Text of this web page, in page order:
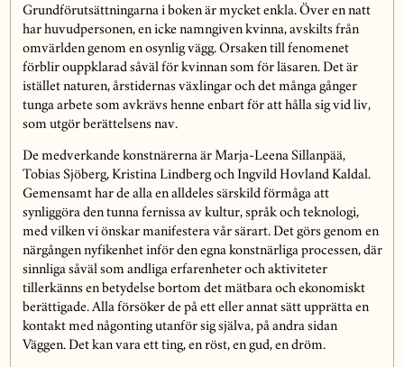
Grundförutsättningarna i boken är mycket enkla. Över en natt
har huvudpersonen, en icke namngiven kvinna, avskilts från
omvärlden genom en osynlig vägg. Orsaken till fenomenet
förblir ouppklarad såväl för kvinnan som för läsaren. Det är
istället naturen, årstidernas växlingar och det många gånger
tunga arbete som avkrävs henne enbart för att hålla sig vid liv,
som utgör berättelsens nav.
De medverkande konstnärerna är Marja-Leena Sillanpää,
Tobias Sjöberg, Kristina Lindberg och Ingvild Hovland Kaldal.
Gemensamt har de alla en alldeles särskild förmåga att
synliggöra den tunna fernissa av kultur, språk och teknologi,
med vilken vi önskar manifestera vår särart. Det görs genom en
närgången nyfikenhet inför den egna konstnärliga processen, där
sinnliga såväl som andliga erfarenheter och aktiviteter
tillerkänns en betydelse bortom det mätbara och ekonomiskt
berättigade. Alla försöker de på ett eller annat sätt upprätta en
kontakt med någonting utanför sig själva, på andra sidan
Väggen. Det kan vara ett ting, en röst, en gud, en dröm.